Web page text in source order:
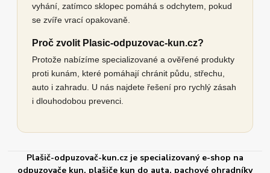
vyhání, zatímco sklopec pomáhá s odchytem, pokud
se zvíře vrací opakovaně.
Proč zvolit Plasic-odpuzovac-kun.cz?
Protože nabízíme specializované a ověřené produkty
proti kunám, které pomáhají chránit půdu, střechu,
auto i zahradu. U nás najdete řešení pro rychlý zásah
i dlouhodobou prevenci.
Plašič-odpuzovač-kun.cz je specializovaný e-shop na
odpuzovače kun, plašiče kun do auta, pachové ohradníky